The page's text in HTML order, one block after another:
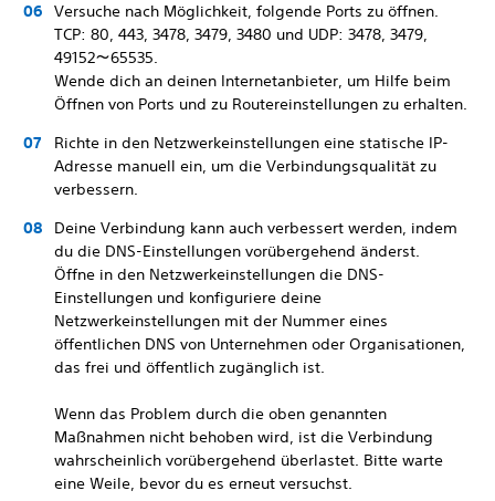
Versuche nach Möglichkeit, folgende Ports zu öffnen.
TCP: 80, 443, 3478, 3479, 3480 und UDP: 3478, 3479,
49152～65535.
Wende dich an deinen Internetanbieter, um Hilfe beim
Öffnen von Ports und zu Routereinstellungen zu erhalten.
Richte in den Netzwerkeinstellungen eine statische IP-
Adresse manuell ein, um die Verbindungsqualität zu
verbessern.
Deine Verbindung kann auch verbessert werden, indem
du die DNS-Einstellungen vorübergehend änderst.
Öffne in den Netzwerkeinstellungen die DNS-
Einstellungen und konfiguriere deine
Netzwerkeinstellungen mit der Nummer eines
öffentlichen DNS von Unternehmen oder Organisationen,
das frei und öffentlich zugänglich ist.
Wenn das Problem durch die oben genannten
Maßnahmen nicht behoben wird, ist die Verbindung
wahrscheinlich vorübergehend überlastet. Bitte warte
eine Weile, bevor du es erneut versuchst.